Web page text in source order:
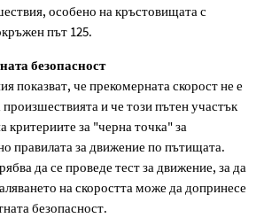
особено на кръстовищата с
път 125.
безопасност
показват, че прекомерната скорост не е
и че този пътен участък
критериите за "черна точка" за
правилата за движение по пътищата.
да се проведе тест за движение, за да
на скоростта може да допринесе
безопасност.